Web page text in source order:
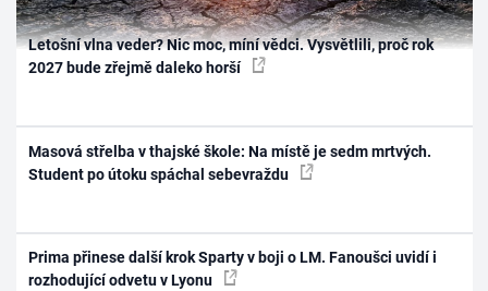
Letošní vlna veder? Nic moc, míní vědci. Vysvětlili, proč rok
2027 bude zřejmě daleko horší
Masová střelba v thajské škole: Na místě je sedm mrtvých.
Student po útoku spáchal sebevraždu
Prima přinese další krok Sparty v boji o LM. Fanoušci uvidí i
rozhodující odvetu v Lyonu